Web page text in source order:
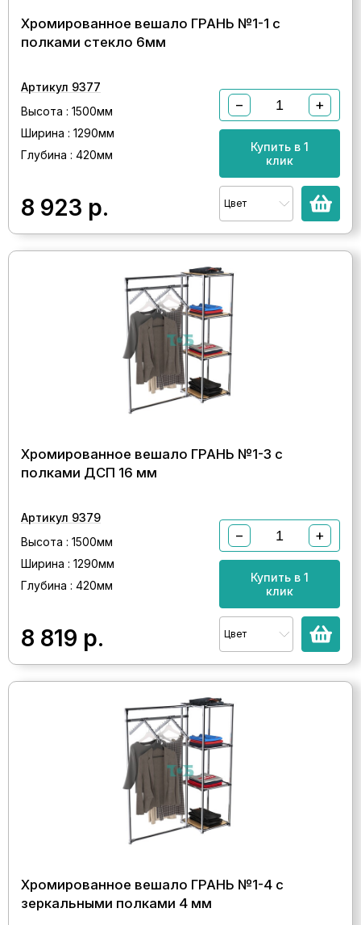
Хромированное вешало ГРАНЬ №1-1 с
полками стекло 6мм
Артикул 9377
Высота : 1500мм
Ширина : 1290мм
Глубина : 420мм
8 923 р.
− +
Купить в 1
клик
Цвет
Хромированное вешало ГРАНЬ №1-3 с
полками ДСП 16 мм
Артикул 9379
Высота : 1500мм
Ширина : 1290мм
Глубина : 420мм
8 819 р.
− +
Купить в 1
клик
Цвет
Хромированное вешало ГРАНЬ №1-4 с
зеркальными полками 4 мм